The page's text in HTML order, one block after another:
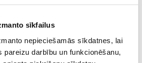
sīkfailus
nepieciešamās sīkdatnes, lai
pareizu darbību un funkcionēšanu,